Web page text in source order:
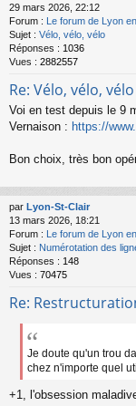
29 mars 2026, 22:12
Forum : Le forum de Lyon
Sujet : Vélo, vélo, vélo
Réponses : 1036
Vues : 2882557
Re: Vélo, vélo, vélo
Voi en test depuis le 9
Vernaison : https://
Bon choix, très bon
par Lyon-St-Clair
13 mars 2026, 18:21
Forum : Le forum de Lyon
Sujet : Numérotation des
Réponses : 148
Vues : 70475
Re:
Je doute qu'un trou
chez n'importe quel
+1, l'obsession